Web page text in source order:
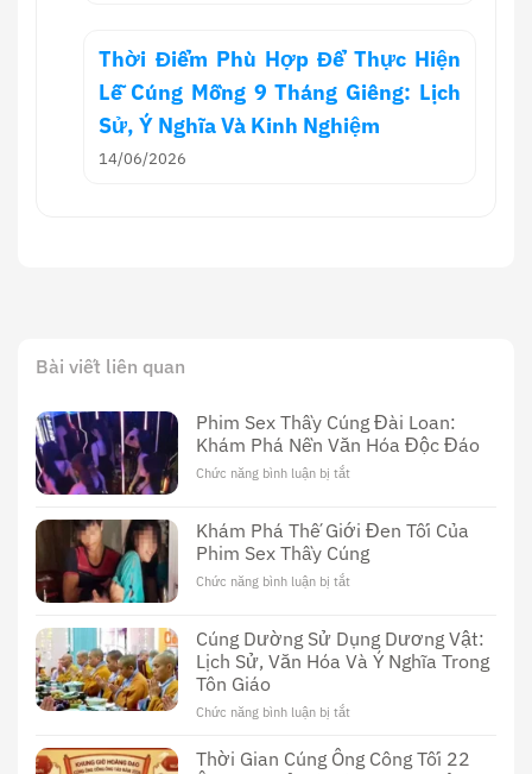
Thời Điểm Phù Hợp Để Thực Hiện
Lễ Cúng Mồng 9 Tháng Giêng: Lịch
Sử, Ý Nghĩa Và Kinh Nghiệm
14/06/2026
Bài viết liên quan
Phim Sex Thầy Cúng Đài Loan:
Khám Phá Nền Văn Hóa Độc Đáo
Chức năng bình luận bị tắt
Thầy
Cúng
Phá
Nền
Khám Phá Thế Giới Đen Tối Của
Phim Sex Thầy Cúng
Chức năng bình luận bị tắt
Thế
Giới
Sex
Cúng Dường Sử Dụng Dương Vật:
Lịch Sử, Văn Hóa Và Ý Nghĩa Trong
Tôn Giáo
Chức năng bình luận bị tắt
Dường
Thời Gian Cúng Ông Công Tối 22